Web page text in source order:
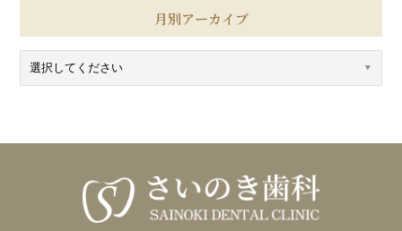
月別アーカイブ